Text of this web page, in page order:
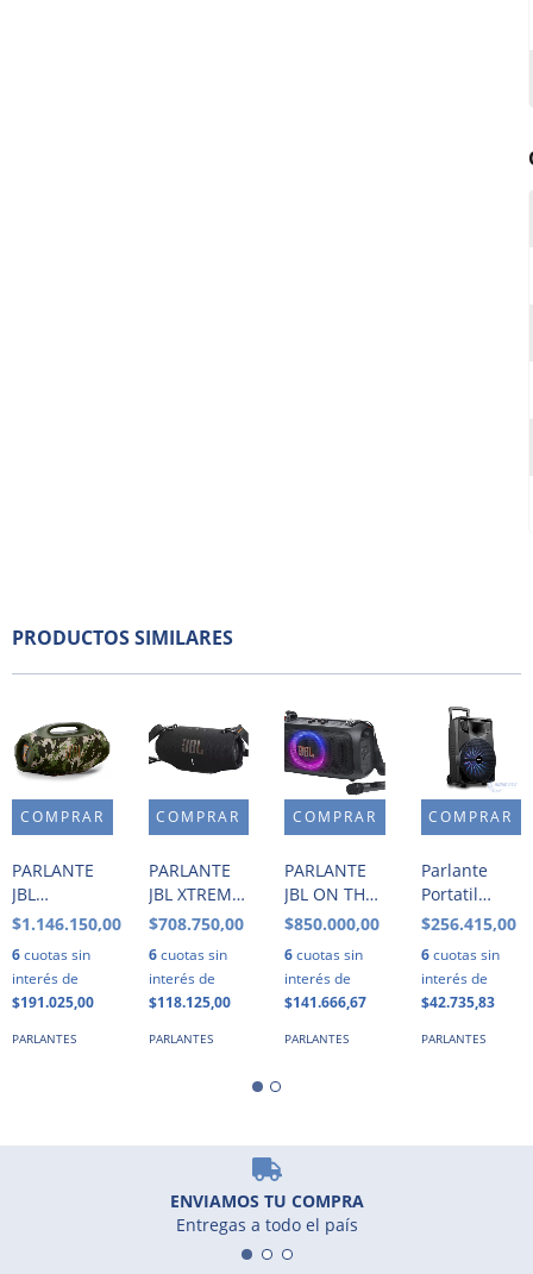
PRODUCTOS SIMILARES
PARLANTE
JBL
BOOMBOX 4
WATERPROOF
· 220V ·
CAMUFLADO
$1.146.150,00
6cuotas sin
interés de
$191.025,00
PARLANTES
PARLANTE
JBL XTREME
4 ·
· NEGRO
$708.750,00
6cuotas sin
interés de
$118.125,00
PARLANTES
PARLANTE
JBL ON THE
GO · NEGRO
$850.000,00
6cuotas sin
interés de
$141.666,67
PARLANTES
Parlante
Portatil
Bluetooth
12 2500w +
Microfono
$256.415,00
6cuotas sin
interés de
$42.735,83
PARLANTES
ENVIAMOS TU COMPRA
Entregas a todo el país